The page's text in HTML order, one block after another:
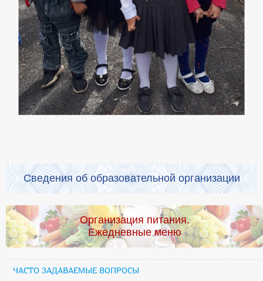
Сведения об образовательной организации
Организация питания.
Ежедневные меню
ЧАСТО ЗАДАВАЕМЫЕ ВОПРОСЫ